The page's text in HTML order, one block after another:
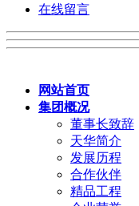
在线留言
网站首页
集团概况
董事长致辞
天华简介
发展历程
合作伙伴
精品工程